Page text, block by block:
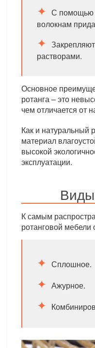
С помощью
волокнам
растворами.
Основное
ротанга – это
чем отличается от
Как и натуральный
материал
высокой
эксплуатации.
К самым
ротанговой мебели
Сплошное.
Ажурное.